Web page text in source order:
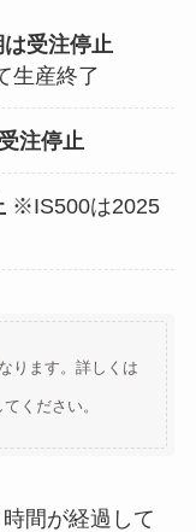
受注停止
生産終了
注停止
※IS500は2025
ります。詳しくは
ください。
間が経過して